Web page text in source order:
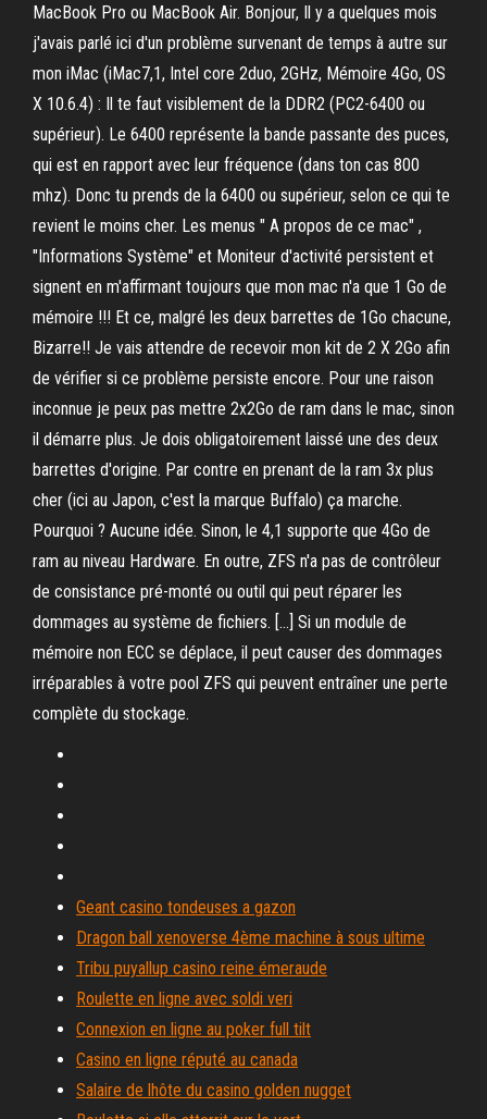
MacBook Pro ou MacBook Air. Bonjour, Il y a quelques mois
j'avais parlé ici d'un problème survenant de temps à autre sur
mon iMac (iMac7,1, Intel core 2duo, 2GHz, Mémoire 4Go, OS
X 10.6.4) : Il te faut visiblement de la DDR2 (PC2-6400 ou
supérieur). Le 6400 représente la bande passante des puces,
qui est en rapport avec leur fréquence (dans ton cas 800
mhz). Donc tu prends de la 6400 ou supérieur, selon ce qui te
revient le moins cher. Les menus " A propos de ce mac" ,
"Informations Système" et Moniteur d'activité persistent et
signent en m'affirmant toujours que mon mac n'a que 1 Go de
mémoire !!! Et ce, malgré les deux barrettes de 1Go chacune,
Bizarre!! Je vais attendre de recevoir mon kit de 2 X 2Go afin
de vérifier si ce problème persiste encore. Pour une raison
inconnue je peux pas mettre 2x2Go de ram dans le mac, sinon
il démarre plus. Je dois obligatoirement laissé une des deux
barrettes d'origine. Par contre en prenant de la ram 3x plus
cher (ici au Japon, c'est la marque Buffalo) ça marche.
Pourquoi ? Aucune idée. Sinon, le 4,1 supporte que 4Go de
ram au niveau Hardware. En outre, ZFS n'a pas de contrôleur
de consistance pré-monté ou outil qui peut réparer les
dommages au système de fichiers. […] Si un module de
mémoire non ECC se déplace, il peut causer des dommages
irréparables à votre pool ZFS qui peuvent entraîner une perte
complète du stockage.
Geant casino tondeuses a gazon
Dragon ball xenoverse 4ème machine à sous ultime
Tribu puyallup casino reine émeraude
Roulette en ligne avec soldi veri
Connexion en ligne au poker full tilt
Casino en ligne réputé au canada
Salaire de lhôte du casino golden nugget